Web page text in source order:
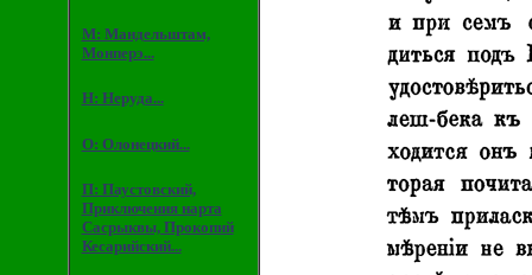
М: Мандельштам,
Монперэ...
Н: Неруда...
О: Олонецкий...
П: Паустовский,
Приключения нарта
Сасрыквы, Прокопий
Кесарийский...